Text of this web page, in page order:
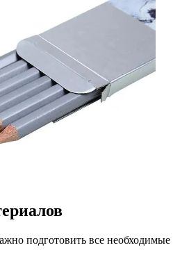
подготовить все необходимые